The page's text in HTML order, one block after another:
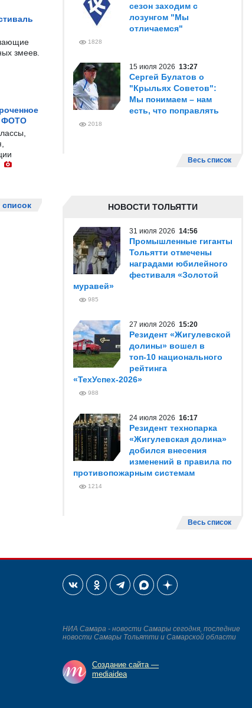
змеев.
ФОТО
список
сезон заходим с
лозунгом "Мы
отличаемся"
1828
15 июля 2026 13:27
Сергей Булатов о
"Крыльях Советов":
Мы понимаем – нам
есть, что поправлять
2018
Весь список
НОВОСТИ ТОЛЬЯТТИ
31 июля 2026 14:56
Промышленные гиганты
Тольятти отмечены
наградами юбилейного
фестиваля «Золотой
муравей»
985
27 июля 2026 15:20
Резидент «Жигулевской
долины» вошел в
топ-10 национального
рейтинга
«ТехУспех-2026»
988
24 июля 2026 16:17
Резидент технопарка
«Жигулевская долина»
добился внесения
изменений в правила по
противопожарным системам
1214
Весь список
НИА Самара - новости Самары сегодня, последние
новости Самары Тольятти и Самарской области
Создание сайта —
mediaidea